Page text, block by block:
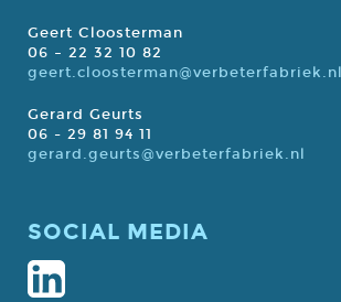
Geert Cloosterman
06 – 22 32 10 82
geert.cloosterman@verbeterfabriek.nl
Gerard Geurts
06 - 29 81 94 11
gerard.geurts@verbeterfabriek.nl
SOCIAL MEDIA